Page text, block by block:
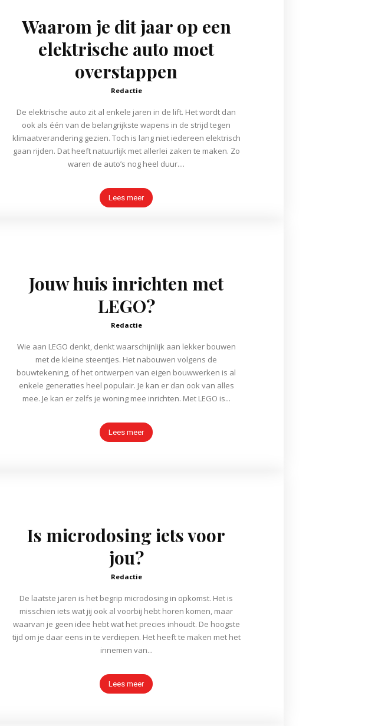
Waarom je dit jaar op een
elektrische auto moet
overstappen
Redactie
De elektrische auto zit al enkele jaren in de lift. Het wordt dan
ook als één van de belangrijkste wapens in de strijd tegen
klimaatverandering gezien. Toch is lang niet iedereen elektrisch
gaan rijden. Dat heeft natuurlijk met allerlei zaken te maken. Zo
waren de auto’s nog heel duur....
Lees meer
Jouw huis inrichten met
LEGO?
Redactie
Wie aan LEGO denkt, denkt waarschijnlijk aan lekker bouwen
met de kleine steentjes. Het nabouwen volgens de
bouwtekening, of het ontwerpen van eigen bouwwerken is al
enkele generaties heel populair. Je kan er dan ook van alles
mee. Je kan er zelfs je woning mee inrichten. Met LEGO is...
Lees meer
Is microdosing iets voor
jou?
Redactie
De laatste jaren is het begrip microdosing in opkomst. Het is
misschien iets wat jij ook al voorbij hebt horen komen, maar
waarvan je geen idee hebt wat het precies inhoudt. De hoogste
tijd om je daar eens in te verdiepen. Het heeft te maken met het
innemen van...
Lees meer